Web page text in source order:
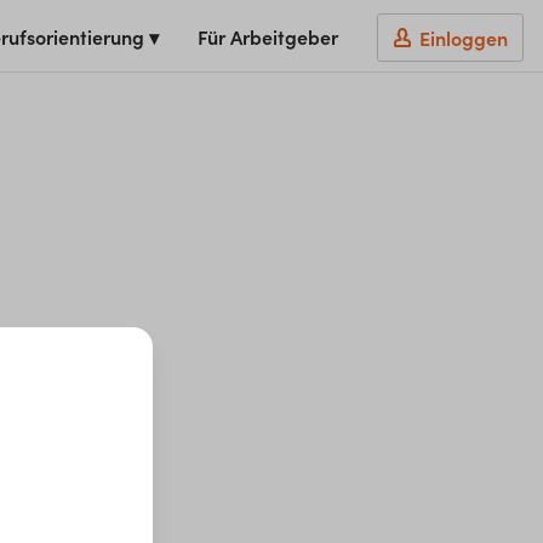
▾ Für Arbeitgeber Einloggen